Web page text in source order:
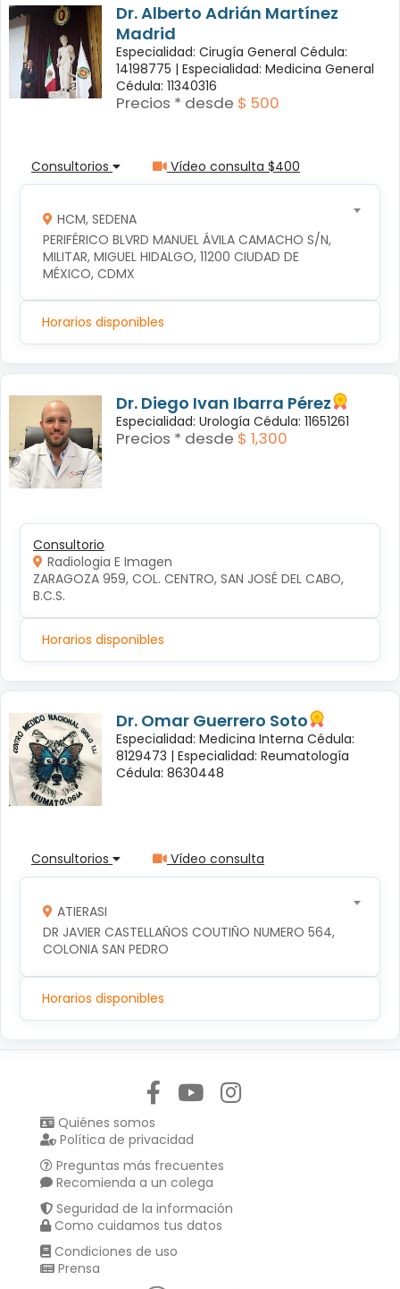
Dr. Alberto Adrián Martínez
Madrid
Especialidad: Cirugía General Cédula:
14198775 | Especialidad: Medicina General
Cédula: 11340316
Precios * desde $ 500
Consultorios Vídeo consulta $400
HCM, SEDENA
PERIFÉRICO BLVRD MANUEL ÁVILA CAMACHO S/N,
MILITAR, MIGUEL HIDALGO, 11200 CIUDAD DE
MÉXICO, CDMX
Horarios disponibles
Dr. Diego Ivan Ibarra Pérez
Especialidad: Urología Cédula: 11651261
Precios * desde $ 1,300
Consultorio
Radiologia E Imagen
ZARAGOZA 959, COL. CENTRO, SAN JOSÉ DEL CABO,
B.C.S.
Horarios disponibles
Dr. Omar Guerrero Soto
Especialidad: Medicina Interna Cédula:
8129473 | Especialidad: Reumatología
Cédula: 8630448
Consultorios Vídeo consulta
ATIERASI
DR JAVIER CASTELLAÑOS COUTIÑO NUMERO 564,
COLONIA SAN PEDRO
Horarios disponibles
Quiénes somos
Política de privacidad
Preguntas más frecuentes
Recomienda a un colega
Seguridad de la información
Como cuidamos tus datos
Condiciones de uso
Prensa